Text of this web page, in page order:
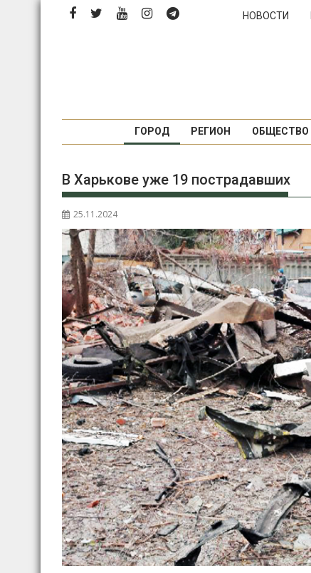
Перейти
НОВОСТИ
ГОРОД РЕГИОН ОБЩЕСТВО
В Харькове уже 19 пострадавших
25.11.2024